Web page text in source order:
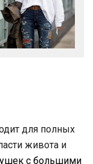
для полных
живота и
с большими